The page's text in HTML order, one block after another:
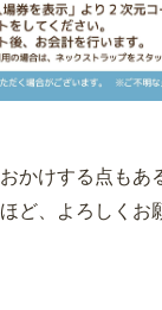
かけする点もあ
ど、よろしくお